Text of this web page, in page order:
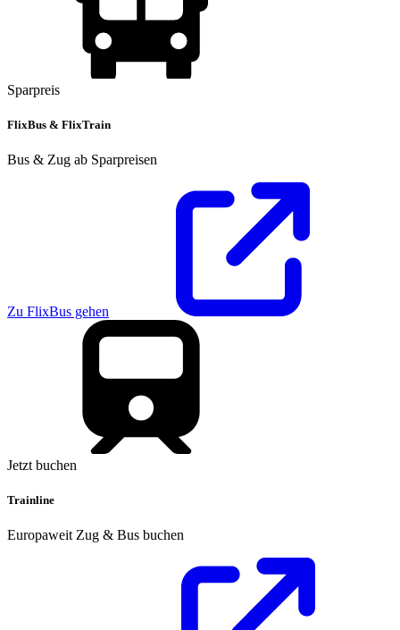
Sparpreis
FlixBus & FlixTrain
Bus & Zug ab Sparpreisen
Zu FlixBus gehen
Jetzt buchen
Trainline
Europaweit Zug & Bus buchen